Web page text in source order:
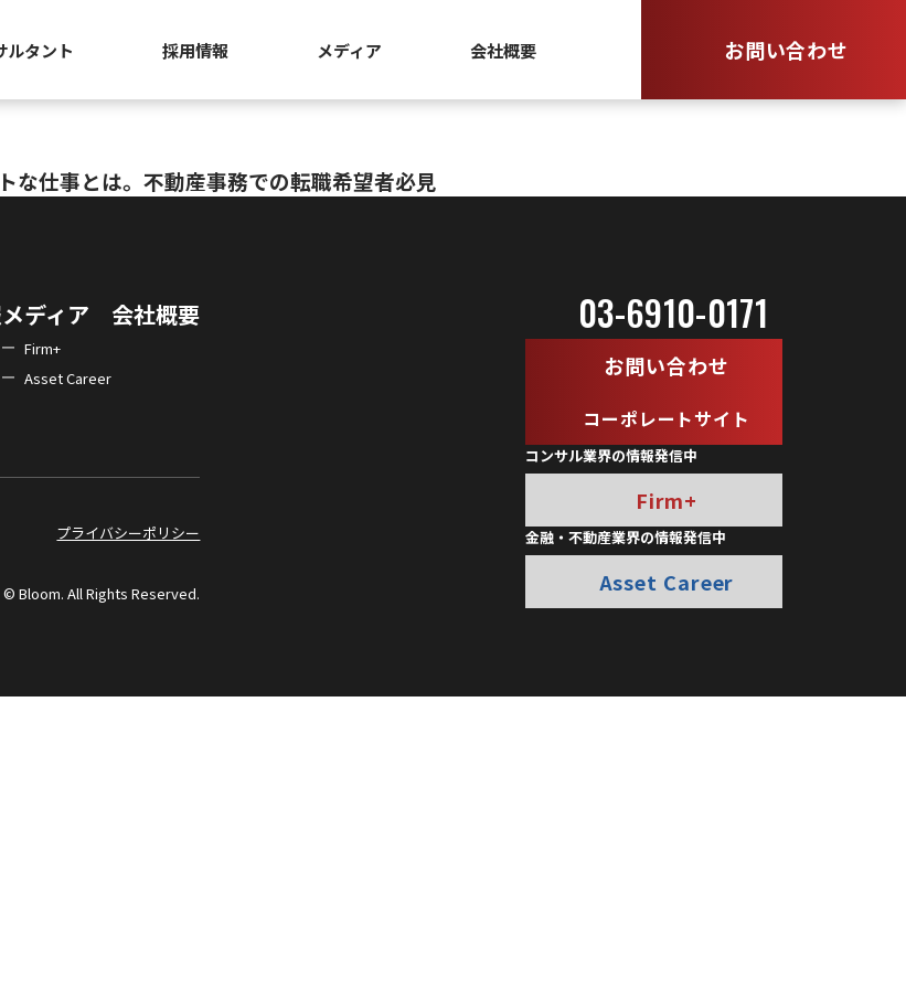
ルタント 採用情報 メディア 会社概要 お問い合わせ
な仕事とは。不動産事務での転職希望者必見
メディア
Firm+
Asset Career
会社概要
プライバシーポリシー
© Bloom. All Rights Reserved.
03-6910-0171
お問い合わせ
コーポレートサイト
コンサル業界の情報発信中
Firm+
金融・不動産業界の情報発信中
Asset Career